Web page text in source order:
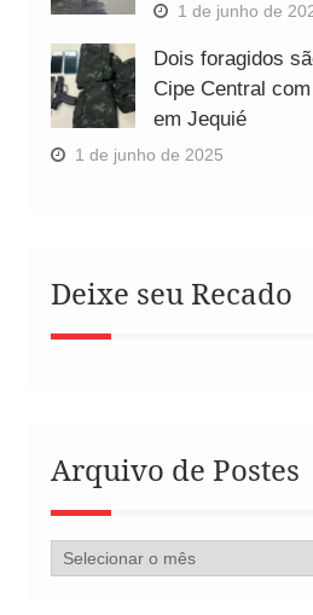
1 de junho de
Dois foragidos
Cipe Central
em Jequié
1 de junho de 2025
Deixe seu Recado
Arquivo de Postes
Arquivo
de